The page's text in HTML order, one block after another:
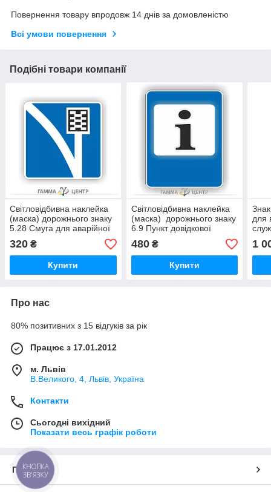
Повернення товару впродовж 14 днів за домовленістю
Всі умови повернення
Подібні товари компанії
Світловідбивна наклейка
(маска) дорожнього знаку
5.28 Смуга для аварійної
зупинки
320 ₴
Купити
Світловідбивна наклейка
(маска) дорожнього знаку
6.9 Пункт довідкової
служби
480₴
Купити
для
1
Про нас
80% позитивних з 15 відгуків за рік
Працює з 17.01.2012
м. Львів
В.Великого, 4, Львів, Україна
Контакти
Сьогодні вихідний
Показати весь графік роботи
Про нас
КНОПКА
ЗВ'ЯЗКУ